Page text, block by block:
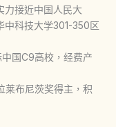
力接近中国人民大
中科技大学301-350区
国C9高校，经费产
莱布尼茨奖得主，积